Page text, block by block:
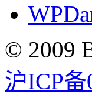
© 2009
沪ICP备